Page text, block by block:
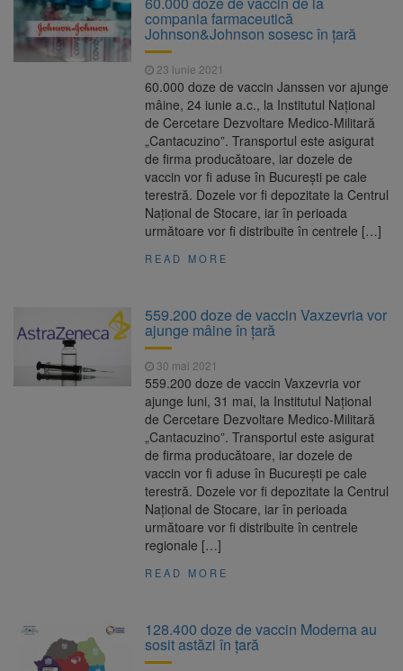
Ormeniș
6 august 2026
AUR a lansat platforma
suspeND.ro pentru urmărirea inițiativei de
suspendare a președintelui Nicușor Dan
Înalta Curte analizează
dosarul lui Călin Georgescu și Horațiu Potra.
Judecătorii decid dacă începe procesul
Strategia națională pentru
biodiversitate 2026-2030, adoptată de Senat.
Proiectul merge la promulgare
compania farmaceutică
Johnson&Johnson sosesc în țară
23 iunie 2021
60.000 doze de vaccin Janssen vor ajunge
mâine, 24 iunie a.c., la Institutul Național
de Cercetare Dezvoltare Medico-Militară
„Cantacuzino”. Transportul este asigurat
de firma producătoare, iar dozele de
vaccin vor fi aduse în București pe cale
terestră. Dozele vor fi depozitate la Centrul
Național de Stocare, iar în perioada
următoare vor fi distribuite în centrele […]
READ MORE
559.200 doze de vaccin Vaxzevria vor
ajunge mâine în țară
30 mai 2021
559.200 doze de vaccin Vaxzevria vor
ajunge luni, 31 mai, la Institutul Național
de Cercetare Dezvoltare Medico-Militară
„Cantacuzino”. Transportul este asigurat
de firma producătoare, iar dozele de
vaccin vor fi aduse în București pe cale
terestră. Dozele vor fi depozitate la Centrul
Național de Stocare, iar în perioada
următoare vor fi distribuite în centrele
regionale […]
READ MORE
128.400 doze de vaccin Moderna au
sosit astăzi în țară